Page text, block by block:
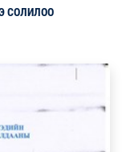
СОЛИЛОО